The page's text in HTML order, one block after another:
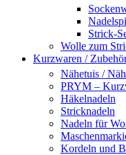
Strick-
Wolle zum
Kurzwaren /
Nähetuis /
PRYM –
Häkelnadeln
Stricknadeln
Nadeln für
Kordeln und